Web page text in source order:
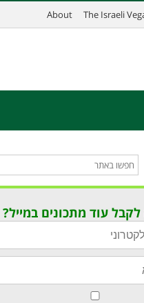
The Israeli
About
עוד מתכונים במייל?